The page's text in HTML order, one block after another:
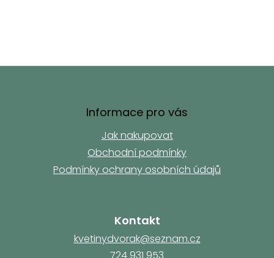
Z
Informace pro vás
Jak nakupovat
Obchodní podmínky
Podmínky ochrany osobních údajů
Kontakt
kvetinydvorak@seznam.cz